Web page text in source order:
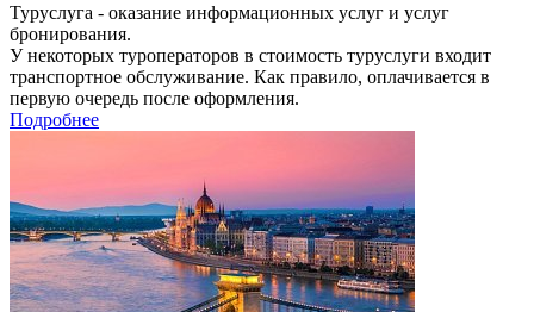
Туруслуга - оказание информационных услуг и услуг
бронирования.
У некоторых туроператоров в стоимость туруслуги входит
транспортное обслуживание. Как правило, оплачивается в
первую очередь после оформления.
Подробнее